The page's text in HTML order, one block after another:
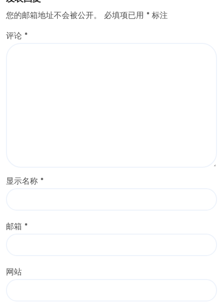
您的邮箱地址不会被公开。 必填项已用 * 标注
评论 *
显示名称 *
邮箱 *
网站